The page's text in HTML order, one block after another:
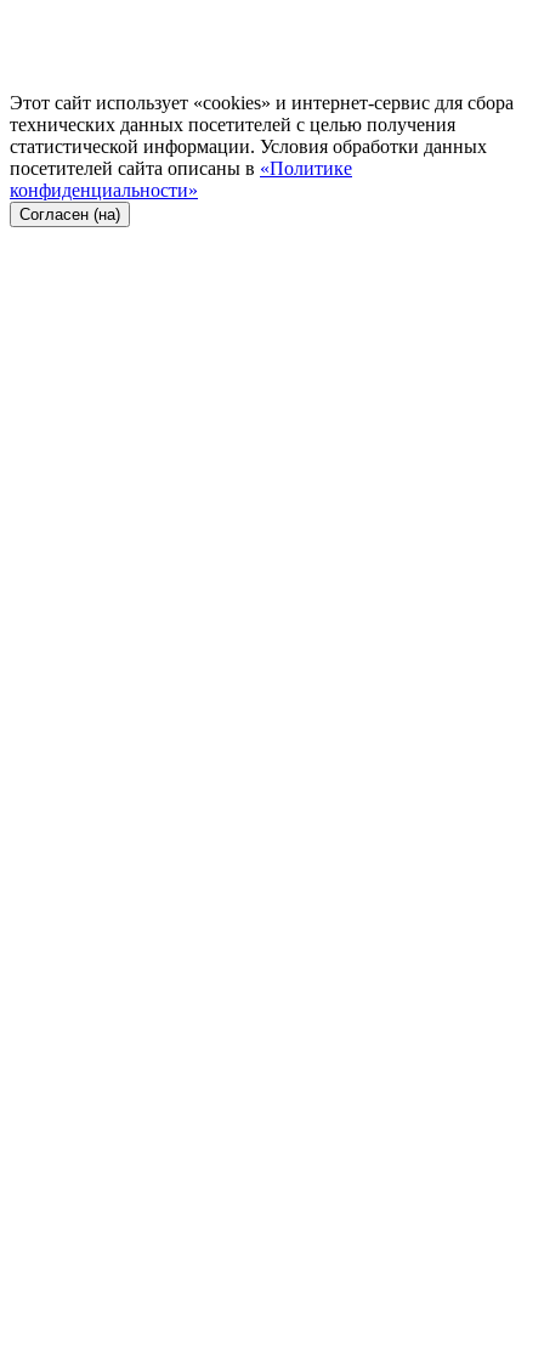
Этот сайт использует «cookies» и интернет-сервис для сбора
технических данных посетителей с целью получения
статистической информации. Условия обработки данных
посетителей сайта описаны в «Политике
конфиденциальности»
Согласен (на)